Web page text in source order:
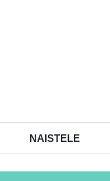
NAISTELE